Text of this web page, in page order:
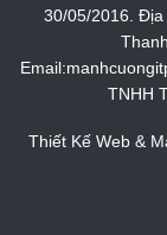
30/05/2016. Địa
TNHH
Thiết Kế Web &